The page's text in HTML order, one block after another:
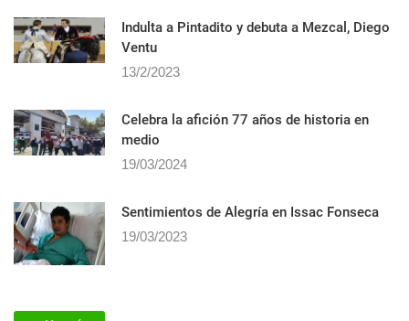
Ventu
13/2/2023
medio
19/03/2024
19/03/2023